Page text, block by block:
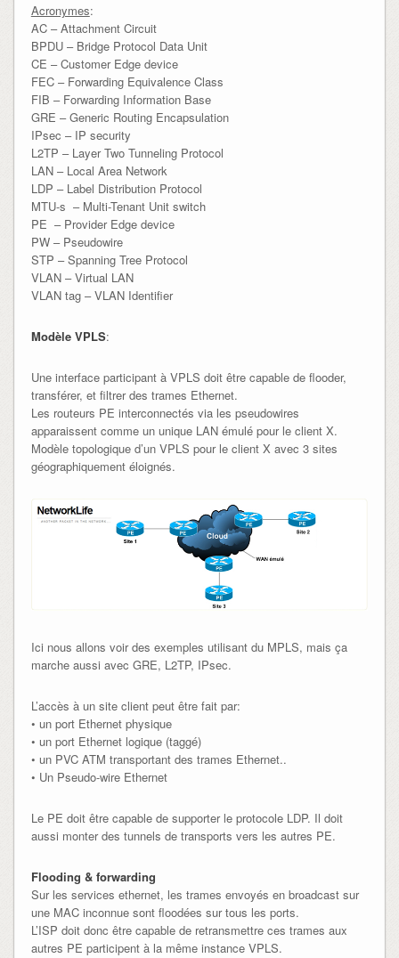
Acronymes:
AC – Attachment Circuit
BPDU – Bridge Protocol Data Unit
CE – Customer Edge device
FEC – Forwarding Equivalence Class
FIB – Forwarding Information Base
GRE – Generic Routing Encapsulation
IPsec – IP security
L2TP – Layer Two Tunneling Protocol
LAN – Local Area Network
LDP – Label Distribution Protocol
MTU-s – Multi-Tenant Unit switch
PE – Provider Edge device
PW – Pseudowire
STP – Spanning Tree Protocol
VLAN – Virtual LAN
VLAN tag – VLAN Identifier
Modèle VPLS:
Une interface participant à VPLS doit être capable de flooder,
transférer, et filtrer des trames Ethernet.
Les routeurs PE interconnectés via les pseudowires
apparaissent comme un unique LAN émulé pour le client X.
Modèle topologique d’un VPLS pour le client X avec 3 sites
géographiquement éloignés.
Ici nous allons voir des exemples utilisant du MPLS, mais ça
marche aussi avec GRE, L2TP, IPsec.
L’accès à un site client peut être fait par:
• un port Ethernet physique
• un port Ethernet logique (taggé)
• un PVC ATM transportant des trames Ethernet..
• Un Pseudo-wire Ethernet
Le PE doit être capable de supporter le protocole LDP. Il doit
aussi monter des tunnels de transports vers les autres PE.
Flooding & forwarding
Sur les services ethernet, les trames envoyés en broadcast sur
une MAC inconnue sont floodées sur tous les ports.
L’ISP doit donc être capable de retransmettre ces trames aux
autres PE participent à la même instance VPLS.